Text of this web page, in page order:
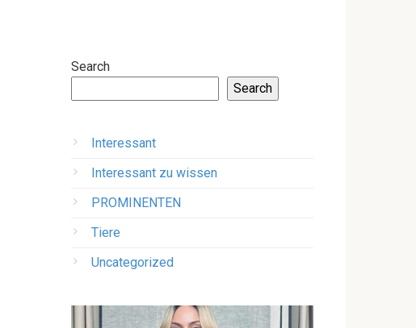
Search
Search
Interessant
Interessant zu wissen
PROMINENTEN
Tiere
Uncategorized